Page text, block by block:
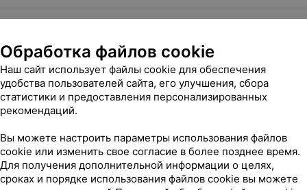
проб,
из вены
Взятие крови венозной у
одного пациента в первую
или одну пробирку
2,04 руб.
0,31 руб.
Регистрация результатов
исследований в журналы
регистрации, в ЛИС:
автоматизированная
Обработка файлов cookie
Наш сайт использует файлы cookie для обеспечения
удобства пользователей сайта, его улучшения, сбора
статистики и предоставления персонализированных
рекомендаций.
Вы можете настроить параметры использования файлов
cookie или изменить свое согласие в более позднее время.
Для получения дополнительной информации о целях,
сроках и порядке использования файлов cookie вы можете